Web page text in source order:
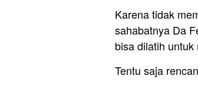
Karena tidak
sahabatnya Da
bisa dilatih
Tentu saja